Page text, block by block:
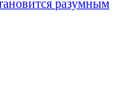
разумным